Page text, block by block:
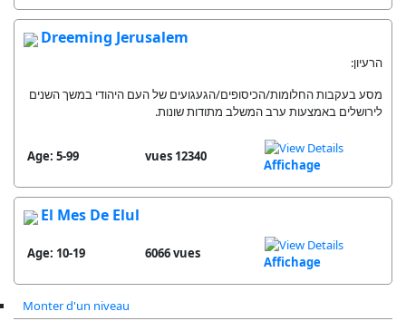
Monter d'un niveau
Dreeming Jerusalem
הרעיון:
מסע בעקבות החלומות/הכיסופים/הגעגועים של העם היהודי במשך השנים
לירושלים באמצעות ערב המשלב מתודות שונות.
Age: 5-99 12340 vues
Affichage
El Mes De Elul
Age: 10-19 6066 vues
Affichage